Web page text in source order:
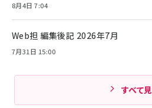
Amazonランキング
Amazonランキン
8月4日 7:04
Web担 編集後記 2026年7月
7月31日 15:00
すべて